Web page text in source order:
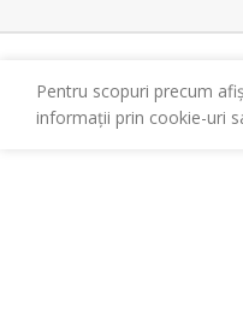
Pentru scopuri precum
informații prin cookie-uri